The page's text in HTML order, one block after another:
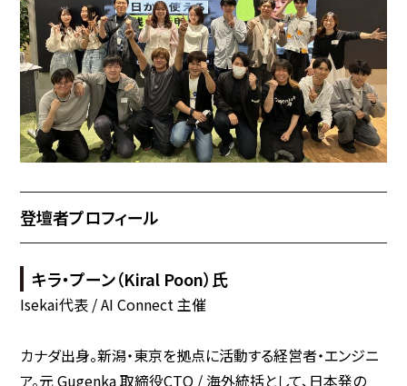
登壇者プロフィール
キラ・プーン（Kiral Poon）氏
Isekai代表 / AI Connect 主催
カナダ出身。新潟・東京を拠点に活動する経営者・エンジニ
ア。元 Gugenka 取締役CTO / 海外統括として、日本発の